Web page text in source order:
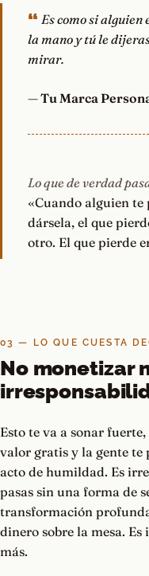
Es como si
la mano y tú le
mirar.
—Tu Marca
Lo que de verdad
«Cuando alguien
dársela, el que
otro. El que pierde
03 — LO QUE CUESTA
No monetizar
Esto te va a sonar
valor gratis y la gente te
acto de humildad. Es
pasas sin una forma de
transformación
dinero sobre la mesa. Es
más.